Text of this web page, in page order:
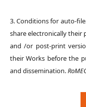
3. Conditions for auto-
share electronically their
and /or post-print
their Works before the
and dissemination.